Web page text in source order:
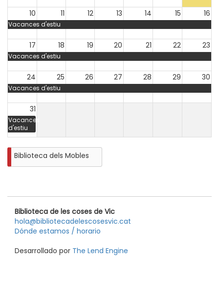
10 11 12 13 14 15 16
Vacances d'estiu
17 18 19 20 21 22 23
Vacances d'estiu
24 25 26 27 28 29 30
Vacances d'estiu
31
Vacances
d'estiu
Biblioteca dels Mobles
Biblioteca de les coses de Vic
hola@bibliotecadelescosesvic.cat
Dónde estamos / horario
Desarrollado por The Lend Engine